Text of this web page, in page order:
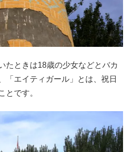
たときは18歳の少女などとバカ
「エイティガール」とは、祝日
とです。